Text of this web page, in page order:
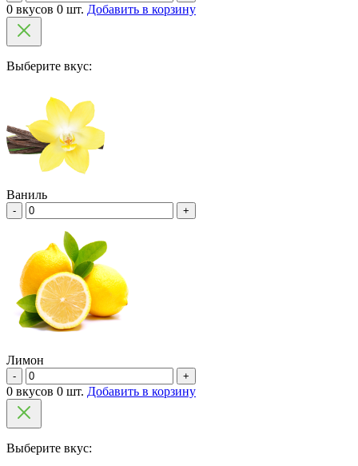
0 вкусов 0 шт. Добавить в корзину
Выберите вкус:
Ваниль
- +
Лимон
- +
0 вкусов 0 шт. Добавить в корзину
Выберите вкус: